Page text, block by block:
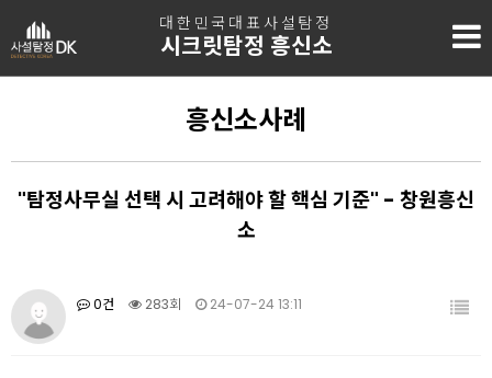
대한민국대표사설탐정
시크릿탐정 흥신소
흥신소사례
"탐정사무실 선택 시 고려해야 할 핵심 기준" - 창원흥신
소
0건 283회 24-07-24 13:11